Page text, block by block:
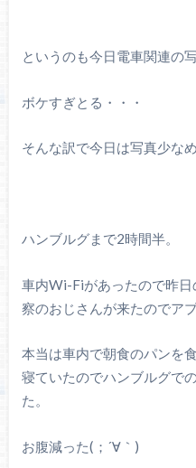
というのも今日電車関連の
ボケすぎとる・・・
そんな訳で今日は写真少な
ハンブルグまで2時間半。
車内Wi-Fiがあったので昨
察のおじさんが来たのでア
本当は車内で朝食のパンを
寝ていたのでハンブルグで
た。
お腹減った(；´∀｀)